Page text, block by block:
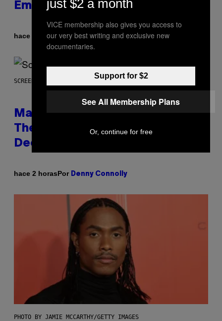
Embarrassment Decades Later
hace 1 horaPorLauren Boisvert
SCREENSHOT: WIZARDS OF THE COAST
Magic: The Gathering Confirms
Themes for 5 New Star Trek
Decks
hace 2 horasPor Denny Connolly
PHOTO BY JAMIE MCCARTHY/GETTY IMAGES
just $2 a month
VICE membership also gives you access to
our very best writing and exclusive new
documentaries.
Support for $2
See All Membership Plans
Or, continue for free